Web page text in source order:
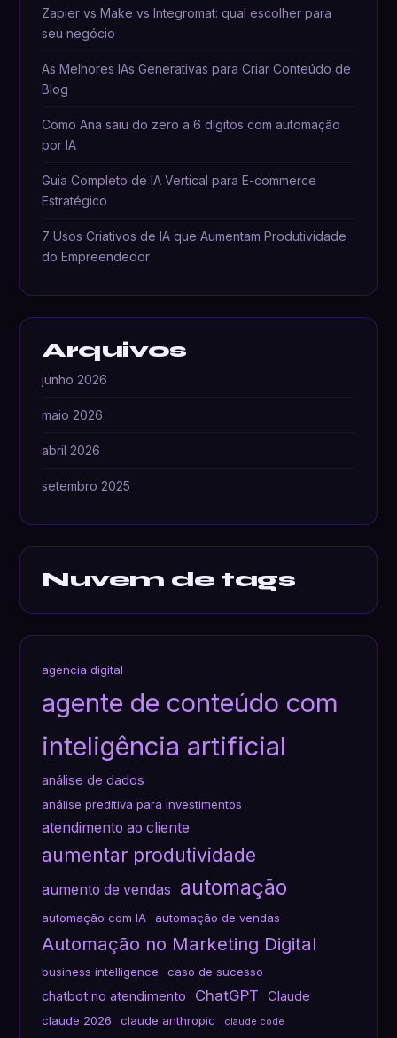
Zapier vs Make vs Integromat: qual escolher para
seu negócio
As Melhores IAs Generativas para Criar Conteúdo de
Blog
Como Ana saiu do zero a 6 dígitos com automação
por IA
Guia Completo de IA Vertical para E-commerce
Estratégico
7 Usos Criativos de IA que Aumentam Produtividade
do Empreendedor
Arquivos
junho 2026
maio 2026
abril 2026
setembro 2025
Nuvem de tags
agencia digital
agente de conteúdo com
inteligência artificial
análise de dados
análise preditiva para investimentos
atendimento ao cliente
aumentar produtividade
aumento de vendas automação
automação com IA automação de vendas
Automação no Marketing Digital
business intelligence caso de sucesso
chatbot no atendimento ChatGPT Claude
claude 2026 claude anthropic claude code